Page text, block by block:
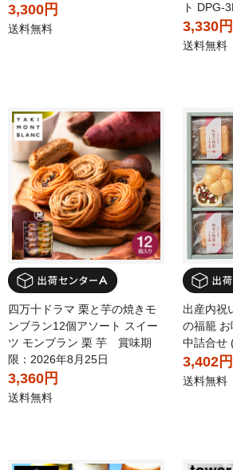
3,300円
送料無料
ト DPG-
3,330円
送料無料
四万十ドラマ 栗と芋の焼きモ
ンブラン12個アソート スイー
ツ モンブラン 栗 芋 賞味期
限：2026年8月25日
3,360円
送料無料
出産内祝
の福籠
中詰合せ
3,402円
送料無料